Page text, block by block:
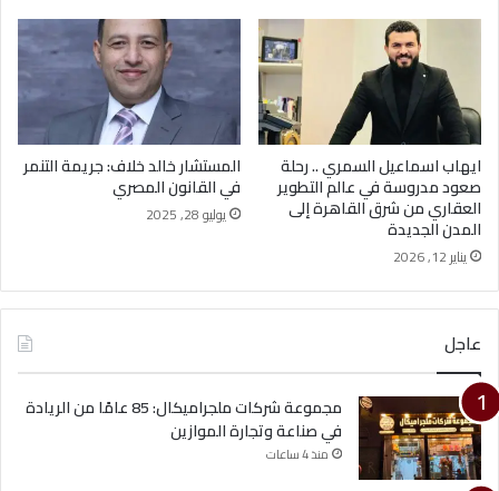
ايهاب اسماعيل السمري .. رحلة
صعود مدروسة في عالم التطوير
العقاري من شرق القاهرة إلى
المدن الجديدة
يناير 12, 2026
المستشار خالد خلاف: جريمة التنمر
في القانون المصري
يوليو 28, 2025
عاجل
مجموعة شركات ملجراميكال: 85 عامًا من الريادة
في صناعة وتجارة الموازين
منذ 4 ساعات